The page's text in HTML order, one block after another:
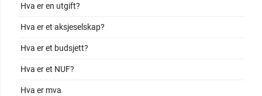
Hva er en utgift?
Hva er et aksjeselskap?
Hva er et budsjett?
Hva er et NUF?
Hva er mva